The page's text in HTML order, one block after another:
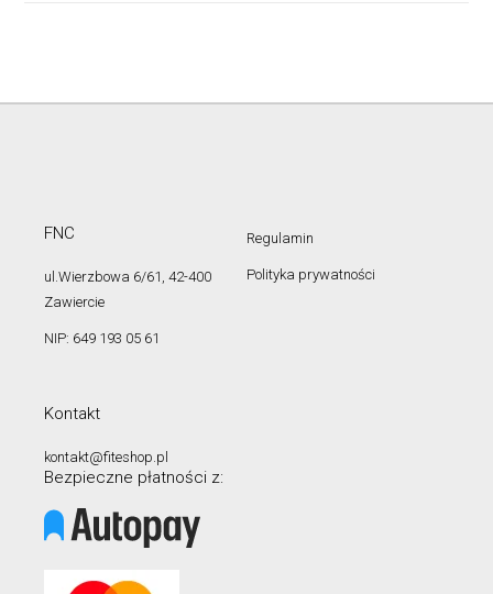
FNC
ul.Wierzbowa 6/61, 42-400
Zawiercie
NIP: 649 193 05 61
Regulamin
Polityka prywatności
Kontakt
kontakt@fiteshop.pl
Bezpieczne płatności z: